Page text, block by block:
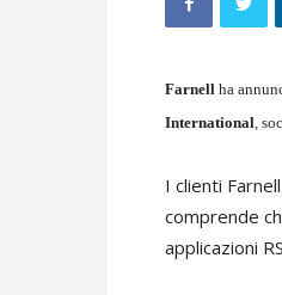
Farnell ha
International,
I clienti
comprende
applicazioni